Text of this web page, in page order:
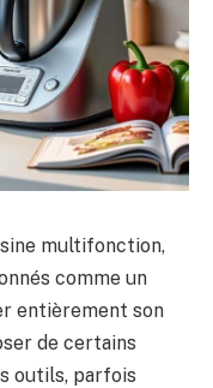
multifonction,
comme un
entièrement son
de certains
outils, parfois